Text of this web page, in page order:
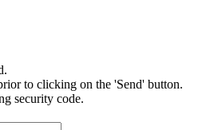
to clicking on the 'Send' button.
security code.